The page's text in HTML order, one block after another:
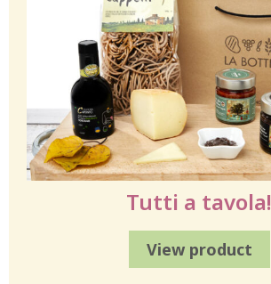
Tutti a tavola!
View product